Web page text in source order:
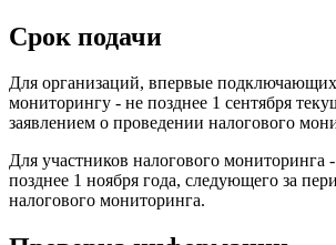
Срок подачи
Для организаций, впервые
мониторингу - не позднее 1 сентября
заявлением о проведении налогового
Для участников налогового мониторинга
позднее 1 ноября года, следующего за
налогового мониторинга.